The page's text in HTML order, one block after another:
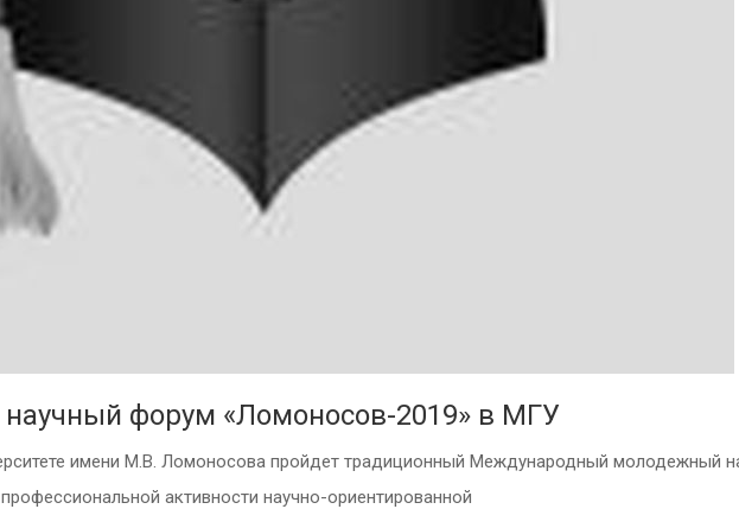
форум «Ломоносов-2019» в МГУ
имени М.В. Ломоносова пройдет традиционный Международный молодежный
активности научно-ориентированной